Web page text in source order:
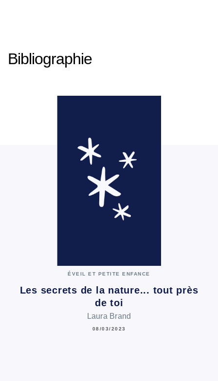
Bibliographie
ÉVEIL ET PETITE ENFANCE
Les secrets de la nature... tout près
de toi
Laura Brand
08/03/2023